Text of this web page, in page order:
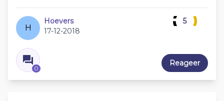
H
Hoevers
17-12-2018
0
5
Reageer